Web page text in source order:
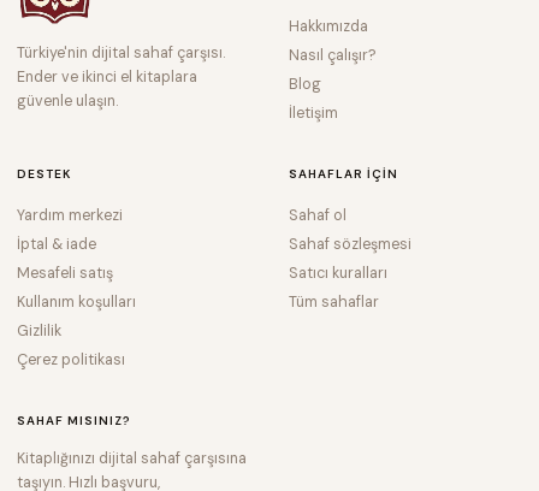
Türkiye'nin dijital sahaf çarşısı.
Ender ve ikinci el kitaplara
güvenle ulaşın.
Hakkımızda
Nasıl çalışır?
Blog
İletişim
DESTEK
Yardım merkezi
İptal & iade
Mesafeli satış
Kullanım koşulları
Gizlilik
Çerez politikası
SAHAFLAR IÇIN
Sahaf ol
Sahaf sözleşmesi
Satıcı kuralları
Tüm sahaflar
SAHAF MISINIZ?
Kitaplığınızı dijital sahaf çarşısına
taşıyın. Hızlı başvuru,